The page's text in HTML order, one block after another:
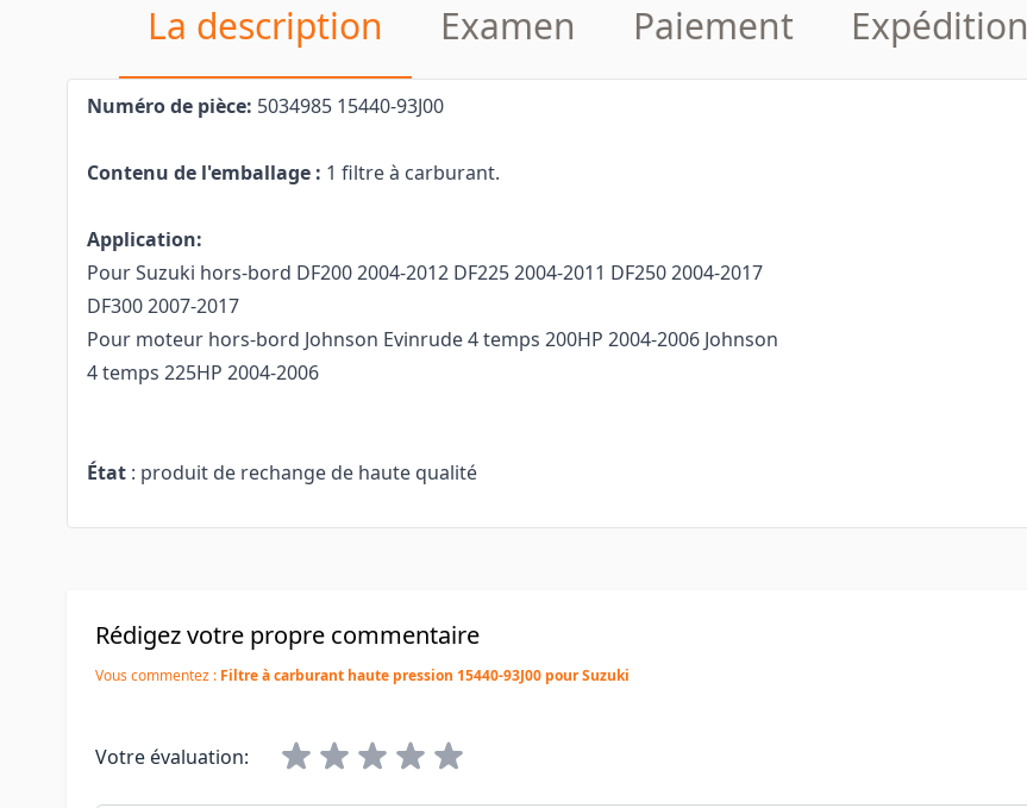
La description Examen Paiement Expédition
Numéro de pièce: 5034985 15440-93J00
Contenu de l'emballage : 1 filtre à carburant.
Application:
Pour Suzuki hors-bord DF200 2004-2012 DF225 2004-2011 DF250 2004-2017
DF300 2007-2017
Pour moteur hors-bord Johnson Evinrude 4 temps 200HP 2004-2006 Johnson
4 temps 225HP 2004-2006
État : produit de rechange de haute qualité
Rédigez votre propre commentaire
Vous commentez : Filtre à carburant haute pression 15440-93J00 pour Suzuki
Votre évaluation: